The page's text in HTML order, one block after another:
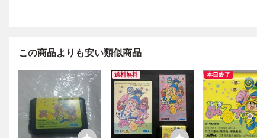
この商品よりも安い類似商品
送料無料 本日終了